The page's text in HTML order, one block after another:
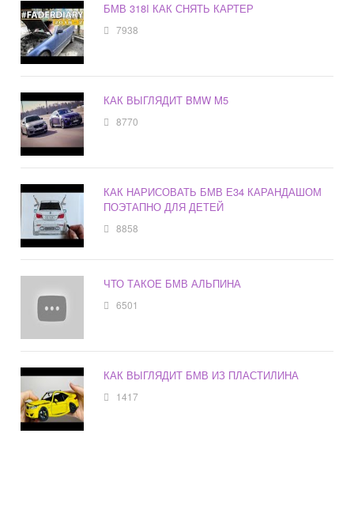
БМВ 318I КАК СНЯТЬ КАРТЕР
7938
КАК ВЫГЛЯДИТ BMW M5
8770
КАК НАРИСОВАТЬ БМВ Е34 КАРАНДАШОМ
ПОЭТАПНО ДЛЯ ДЕТЕЙ
8858
ЧТО ТАКОЕ БМВ АЛЬПИНА
6501
КАК ВЫГЛЯДИТ БМВ ИЗ ПЛАСТИЛИНА
1417